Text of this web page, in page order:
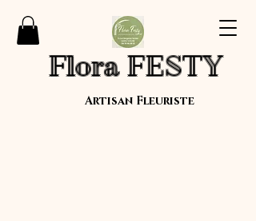
Flora FESTY
Artisan Fleuriste